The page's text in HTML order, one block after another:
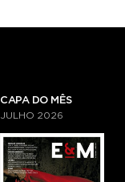
CAPA DO MÊS
JULHO 2026